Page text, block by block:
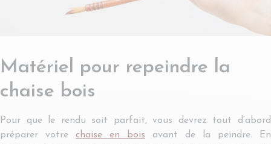
Matériel pour repeindre la
chaise bois
Pour que le rendu soit parfait, vous devrez tout d’abord
préparer votre chaise en bois avant de la peindre. En